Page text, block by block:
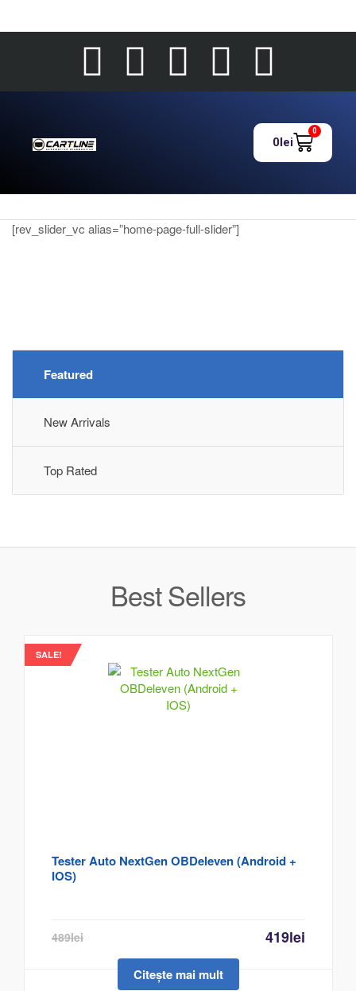
0lei
0
[rev_slider_vc alias=”home-page-full-slider”]
Introducing
Featured
New Arrivals
Top Rated
Best Sellers
SALE!
Tester Auto NextGen OBDeleven (Android +
IOS)
489lei 419lei
Citește mai mult